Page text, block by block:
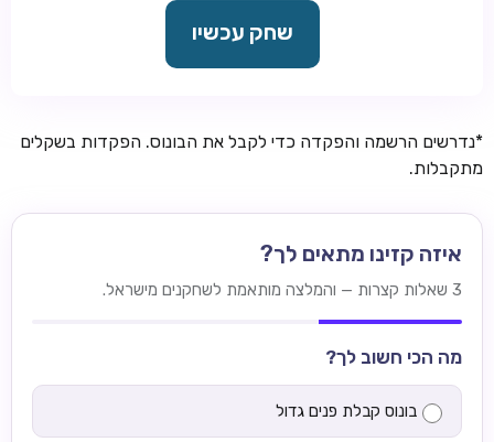
שחק עכשיו
*נדרשים הרשמה והפקדה כדי לקבל את הבונוס. הפקדות בשקלים
מתקבלות.
איזה קזינו מתאים לך?
3 שאלות קצרות — והמלצה מותאמת לשחקנים מישראל.
מה הכי חשוב לך?
בונוס קבלת פנים גדול